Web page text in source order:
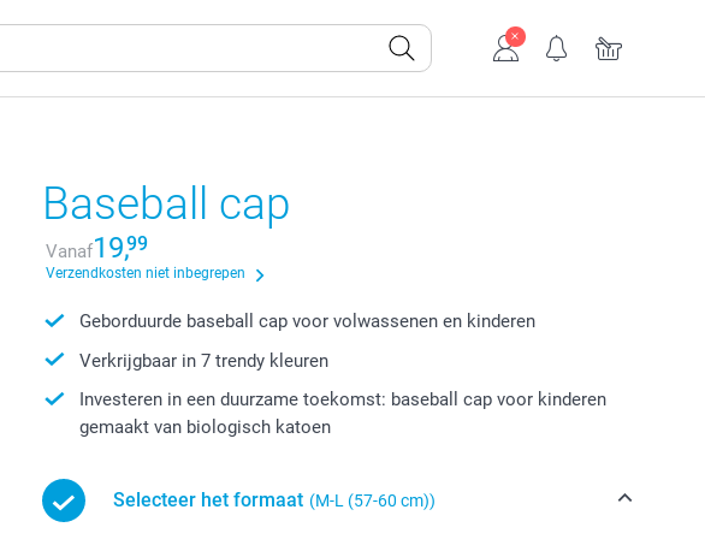
Baseball cap
Vanaf19,99
Verzendkosten niet inbegrepen
Geborduurde baseball cap voor volwassenen en kinderen
Verkrijgbaar in 7 trendy kleuren
Investeren in een duurzame toekomst: baseball cap voor kinderen
gemaakt van biologisch katoen
Selecteer het formaat (M-L (57-60 cm))